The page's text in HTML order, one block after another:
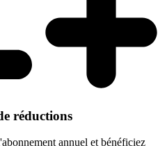
réductions
annuel et bénéficiez